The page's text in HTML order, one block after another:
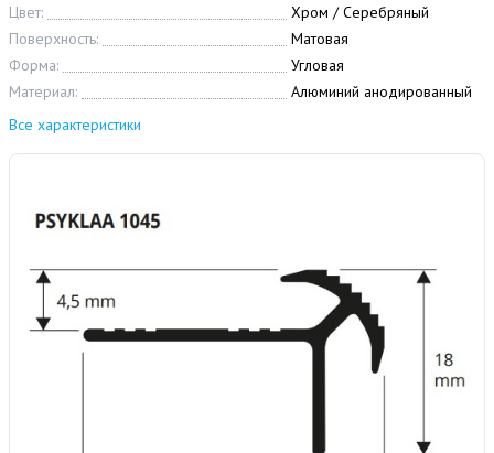
Цвет:
Хром / Серебряный
Поверхность:
Матовая
Форма:
Угловая
Материал:
Алюминий анодированный
Все характеристики